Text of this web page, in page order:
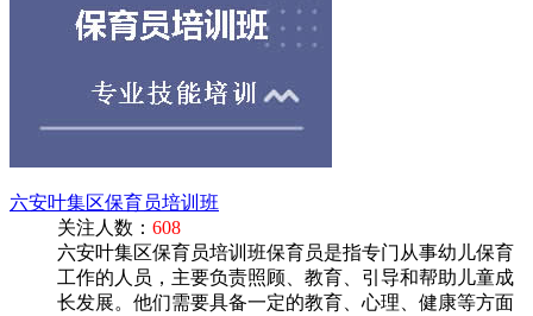
六安叶集区保育员培训班
关注人数： 608
六安叶集区保育员培训班保育员是指专门从事幼儿保育
工作的人员，主要负责照顾、教育、引导和帮助儿童成
长发展。他们需要具备一定的教育、心理、健康等方面